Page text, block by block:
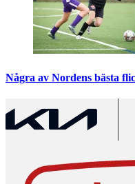
Några av Nordens bästa